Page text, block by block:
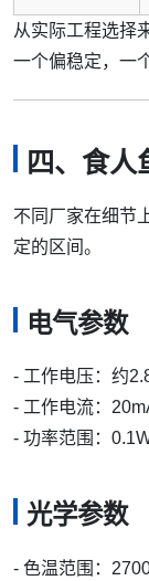
从实际工程选择
一个偏稳定，一
四、食人
不同厂家在细节
定的区间。
电气参数
- 工作电压：约
- 工作电流：
- 功率范围：
光学参数
- 色温范围：